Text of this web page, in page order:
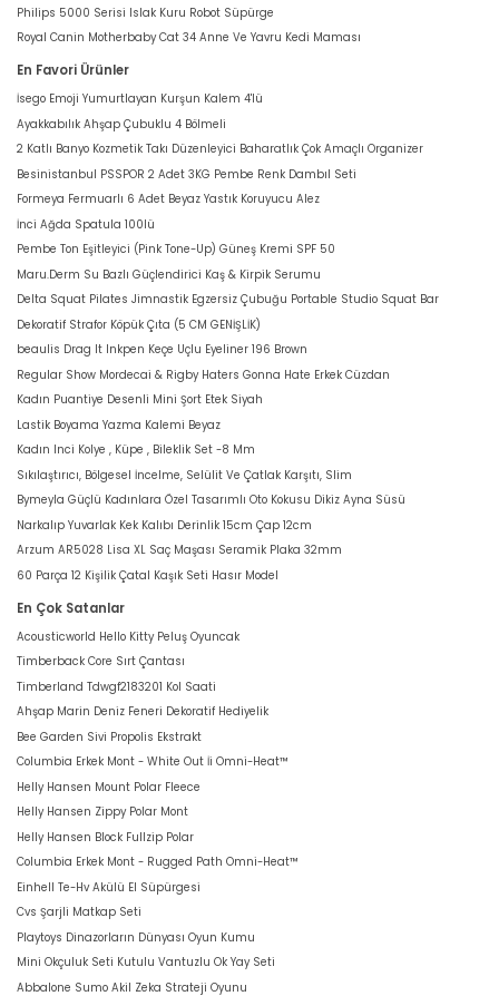
Philips 5000 Serisi Islak Kuru Robot Süpürge
Royal Canin Motherbaby Cat 34 Anne Ve Yavru Kedi Maması
En Favori Ürünler
İsego Emoji Yumurtlayan Kurşun Kalem 4'lü
Ayakkabılık Ahşap Çubuklu 4 Bölmeli
2 Katlı Banyo Kozmetik Takı Düzenleyici Baharatlık Çok Amaçlı Organizer
Besinistanbul PSSPOR 2 Adet 3KG Pembe Renk Dambıl Seti
Formeya Fermuarlı 6 Adet Beyaz Yastık Koruyucu Alez
İnci Ağda Spatula 100lü
Pembe Ton Eşitleyici (Pink Tone-Up) Güneş Kremi SPF 50
Maru.Derm Su Bazlı Güçlendirici Kaş & Kirpik Serumu
Delta Squat Pilates Jimnastik Egzersiz Çubuğu Portable Studio Squat Bar
Dekoratif Strafor Köpük Çıta (5 CM GENİŞLİK)
beaulis Drag It Inkpen Keçe Uçlu Eyeliner 196 Brown
Regular Show Mordecai & Rigby Haters Gonna Hate Erkek Cüzdan
Kadın Puantiye Desenli Mini Şort Etek Siyah
Lastik Boyama Yazma Kalemi Beyaz
Kadın Inci Kolye , Küpe , Bileklik Set -8 Mm
Sıkılaştırıcı, Bölgesel İncelme, Selülit Ve Çatlak Karşıtı, Slim
Bymeyla Güçlü Kadınlara Özel Tasarımlı Oto Kokusu Dikiz Ayna Süsü
Narkalıp Yuvarlak Kek Kalıbı Derinlik 15cm Çap 12cm
Arzum AR5028 Lisa XL Saç Maşası Seramik Plaka 32mm
60 Parça 12 Kişilik Çatal Kaşık Seti Hasır Model
En Çok Satanlar
Acousticworld Hello Kitty Peluş Oyuncak
Timberback Core Sırt Çantası
Timberland Tdwgf2183201 Kol Saati
Ahşap Marin Deniz Feneri Dekoratif Hediyelik
Bee Garden Sivi Propolis Ekstrakt
Columbia Erkek Mont - White Out İi Omni-Heat™
Helly Hansen Mount Polar Fleece
Helly Hansen Zippy Polar Mont
Helly Hansen Block Fullzip Polar
Columbia Erkek Mont - Rugged Path Omni-Heat™
Einhell Te-Hv Akülü El Süpürgesi
Cvs Şarjli Matkap Seti
Playtoys Dinazorların Dünyası Oyun Kumu
Mini Okçuluk Seti Kutulu Vantuzlu Ok Yay Seti
Abbalone Sumo Akil Zeka Strateji Oyunu